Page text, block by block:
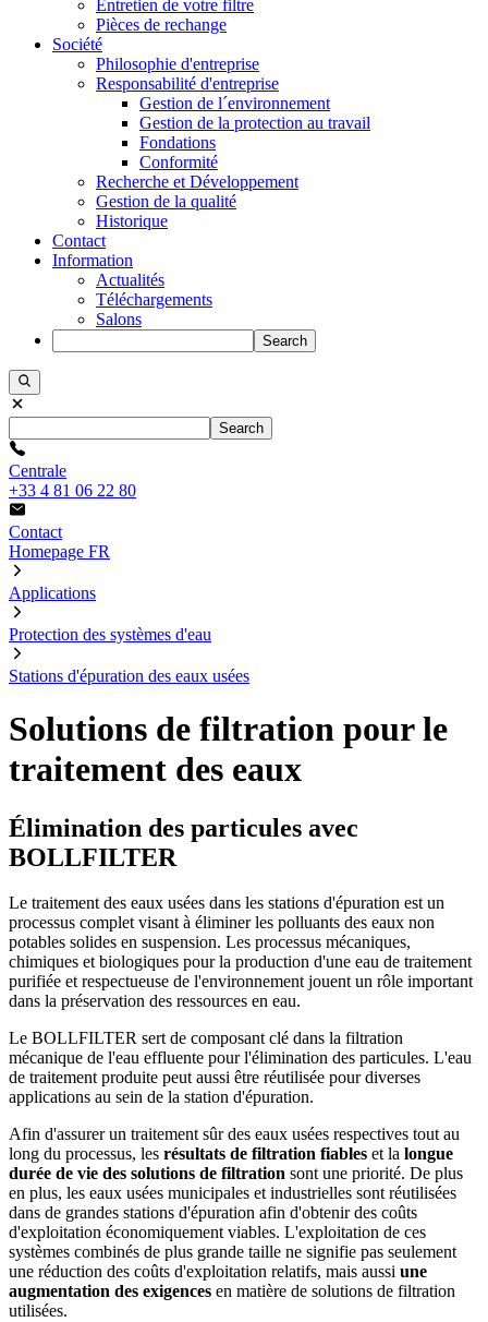
Entretien de votre filtre
Pièces de rechange
Société
Philosophie d'entreprise
Responsabilité d'entreprise
Gestion de l´environnement
Gestion de la protection au travail
Fondations
Conformité
Recherche et Développement
Gestion de la qualité
Historique
Contact
Information
Actualités
Téléchargements
Salons
Search
Search
Centrale
+33 4 81 06 22 80
Contact
Homepage FR
Applications
Protection des systèmes d'eau
Stations d'épuration des eaux usées
Solutions de filtration pour le
traitement des eaux
Élimination des particules avec
BOLLFILTER
Le traitement des eaux usées dans les stations d'épuration est un
processus complet visant à éliminer les polluants des eaux non
potables solides en suspension. Les processus mécaniques,
chimiques et biologiques pour la production d'une eau de traitement
purifiée et respectueuse de l'environnement jouent un rôle important
dans la préservation des ressources en eau.
Le BOLLFILTER sert de composant clé dans la filtration
mécanique de l'eau effluente pour l'élimination des particules. L'eau
de traitement produite peut aussi être réutilisée pour diverses
applications au sein de la station d'épuration.
Afin d'assurer un traitement sûr des eaux usées respectives tout au
long du processus, les résultats de filtration fiables et la longue
durée de vie des solutions de filtration sont une priorité. De plus
en plus, les eaux usées municipales et industrielles sont réutilisées
dans de grandes stations d'épuration afin d'obtenir des coûts
d'exploitation économiquement viables. L'exploitation de ces
systèmes combinés de plus grande taille ne signifie pas seulement
une réduction des coûts d'exploitation relatifs, mais aussi une
augmentation des exigences en matière de solutions de filtration
utilisées.